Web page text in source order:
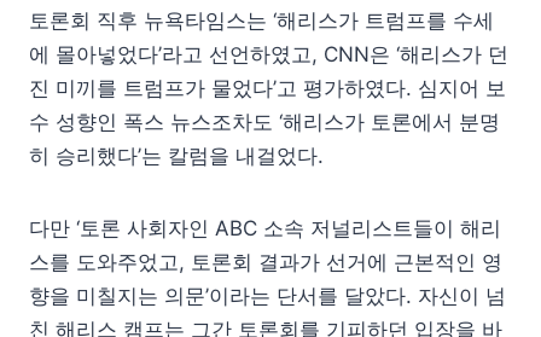
토론회 직후 뉴욕타임스는 ‘해리스가 트럼프를 수세
에 몰아넣었다’라고 선언하였고, CNN은 ‘해리스가 던
진 미끼를 트럼프가 물었다’고 평가하였다. 심지어 보
수 성향인 폭스 뉴스조차도 ‘해리스가 토론에서 분명
히 승리했다’는 칼럼을 내걸었다.
다만 ‘토론 사회자인 ABC 소속 저널리스트들이 해리
스를 도와주었고, 토론회 결과가 선거에 근본적인 영
향을 미칠지는 의문’이라는 단서를 달았다. 자신이 넘
친 해리스 캠프는 그간 토론회를 기피하던 입장을 바